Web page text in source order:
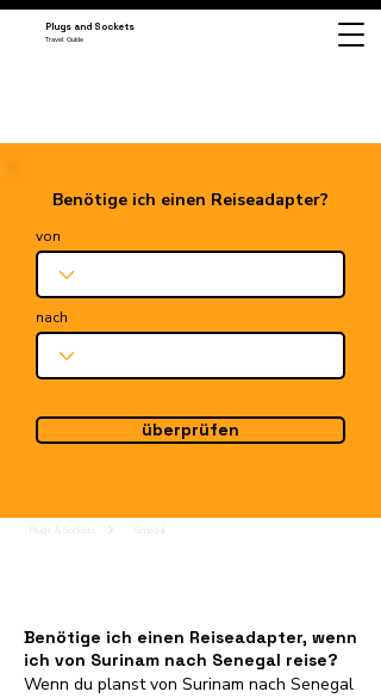
Plugs and Sockets
Travel Guide
Benötige ich einen Reiseadapter?
von
nach
überprüfen
Benötige ich einen Reiseadapter, wenn
ich von Surinam nach Senegal reise?
Wenn du planst von Surinam nach Senegal